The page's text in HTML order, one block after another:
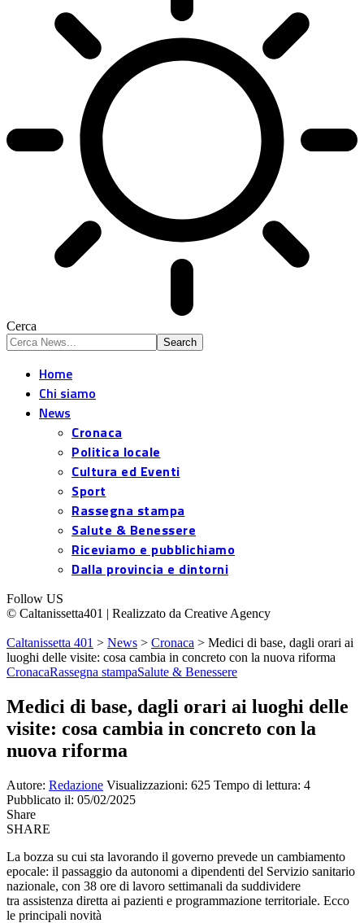
Cerca
Home
Chi siamo
News
Cronaca
Politica locale
Cultura ed Eventi
Sport
Rassegna stampa
Salute & Benessere
Riceviamo e pubblichiamo
Dalla provincia e dintorni
Follow US
© Caltanissetta401 | Realizzato da Creative Agency
Caltanissetta 401 > News > Cronaca > Medici di base, dagli orari ai
luoghi delle visite: cosa cambia in concreto con la nuova riforma
CronacaRassegna stampaSalute & Benessere
Medici di base, dagli orari ai luoghi delle
visite: cosa cambia in concreto con la
nuova riforma
Autore: Redazione Visualizzazioni: 625 Tempo di lettura: 4
Pubblicato il: 05/02/2025
Share
SHARE
La bozza su cui sta lavorando il governo prevede un cambiamento
epocale: il passaggio da autonomi a dipendenti del Servizio sanitario
nazionale, con 38 ore di lavoro settimanali da suddividere
tra assistenza diretta ai pazienti e programmazione territoriale. Ecco
le principali novità